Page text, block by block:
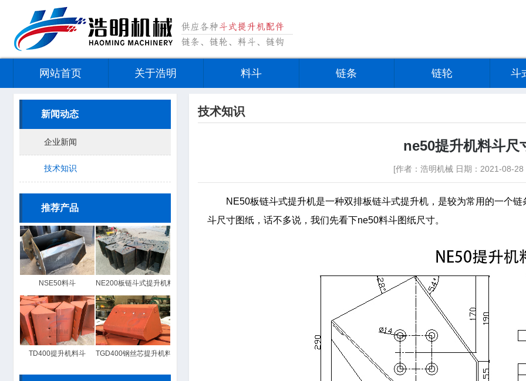
网站首页 关于浩明 料斗 链条 链轮 斗
技术知识
ne50提升机料斗尺
[作者：浩明机械 日期：2021-08-
NE50板链斗式提升机是一种双排板链斗式提升机，是较为常用的一个
斗尺寸图纸，话不多说，我们先看下ne50料斗图纸尺寸。
新闻动态
企业新闻
技术知识
推荐产品
NSE50料斗 NE200板链斗式提升机料斗
TD400提升机料斗 TGD400钢丝芯提升机料斗